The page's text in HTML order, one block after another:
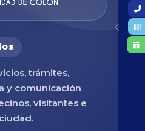
trámites,
y comunicación
visitantes e